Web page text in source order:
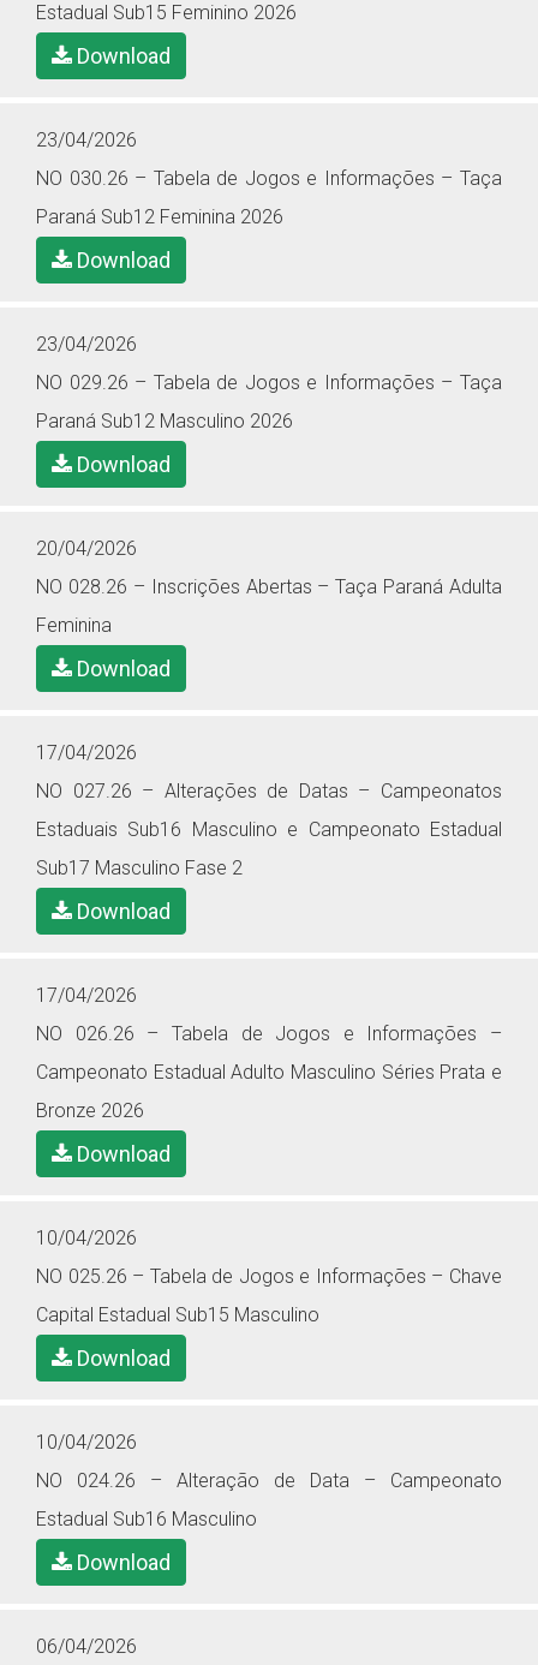
Estadual Sub15 Feminino 2026
Download
23/04/2026
NO 030.26 – Tabela de Jogos e Informações – Taça
Paraná Sub12 Feminina 2026
Download
23/04/2026
NO 029.26 – Tabela de Jogos e Informações – Taça
Paraná Sub12 Masculino 2026
Download
20/04/2026
NO 028.26 – Inscrições Abertas – Taça Paraná Adulta
Feminina
Download
17/04/2026
NO 027.26 – Alterações de Datas – Campeonatos
Estaduais Sub16 Masculino e Campeonato Estadual
Sub17 Masculino Fase 2
Download
17/04/2026
NO 026.26 – Tabela de Jogos e Informações –
Campeonato Estadual Adulto Masculino Séries Prata e
Bronze 2026
Download
10/04/2026
NO 025.26 – Tabela de Jogos e Informações – Chave
Capital Estadual Sub15 Masculino
Download
10/04/2026
NO 024.26 – Alteração de Data – Campeonato
Estadual Sub16 Masculino
Download
06/04/2026